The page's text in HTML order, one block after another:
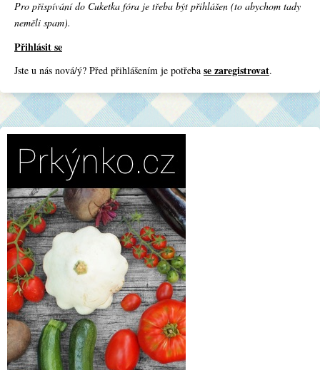
Pro přispívání do Cuketka fóra je třeba být přihlášen (to abychom tady
neměli spam).
Přihlásit se
Jste u nás nová/ý? Před přihlášením je potřeba se zaregistrovat.